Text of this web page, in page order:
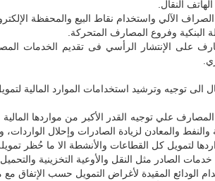
النقال.
الصراف الآلي واستخدام نقاط البيع والمحفظة
البنكية وفروع المصارف المتحركة.
على الإنتشار الرأسي فى تقديم الخدمات
توجيه وترشيد استخدامات الموارد المالية
علي توجيه القدر الأكبر من مواردها
والنفط والمعادن لزيادة الصادرات وإحلال
لتمويل كل القطاعات والأنشطة الا ما حُظر
الصادر مثل النقل والأوعية التخزينية
المقيدة لأغراض التمويل حسب الإتفاق مع